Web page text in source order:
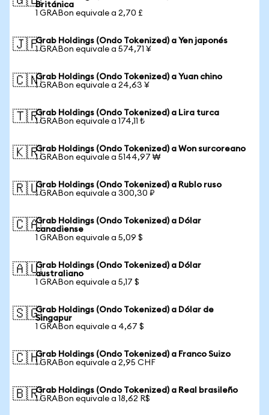
Británica
1 GRABon equivale a 2,70 £
🇯🇵Grab Holdings (Ondo Tokenized) a Yen japonés
1 GRABon equivale a 574,71 ¥
🇨🇳Grab Holdings (Ondo Tokenized) a Yuan chino
1 GRABon equivale a 24,63 ¥
🇹🇷Grab Holdings (Ondo Tokenized) a Lira turca
1 GRABon equivale a 174,11 ₺
🇰🇷Grab Holdings (Ondo Tokenized) a Won surcoreano
1 GRABon equivale a 5144,97 ₩
🇷🇺Grab Holdings (Ondo Tokenized) a Rublo ruso
1 GRABon equivale a 300,30 ₽
🇨🇦Grab Holdings (Ondo Tokenized) a Dólar
canadiense
1 GRABon equivale a 5,09 $
🇦🇺Grab Holdings (Ondo Tokenized) a Dólar
australiano
1 GRABon equivale a 5,17 $
🇸🇬Grab Holdings (Ondo Tokenized) a Dólar de
Singapur
1 GRABon equivale a 4,67 $
🇨🇭Grab Holdings (Ondo Tokenized) a Franco Suizo
1 GRABon equivale a 2,95 CHF
🇧🇷Grab Holdings (Ondo Tokenized) a Real brasileño
1 GRABon equivale a 18,62 R$